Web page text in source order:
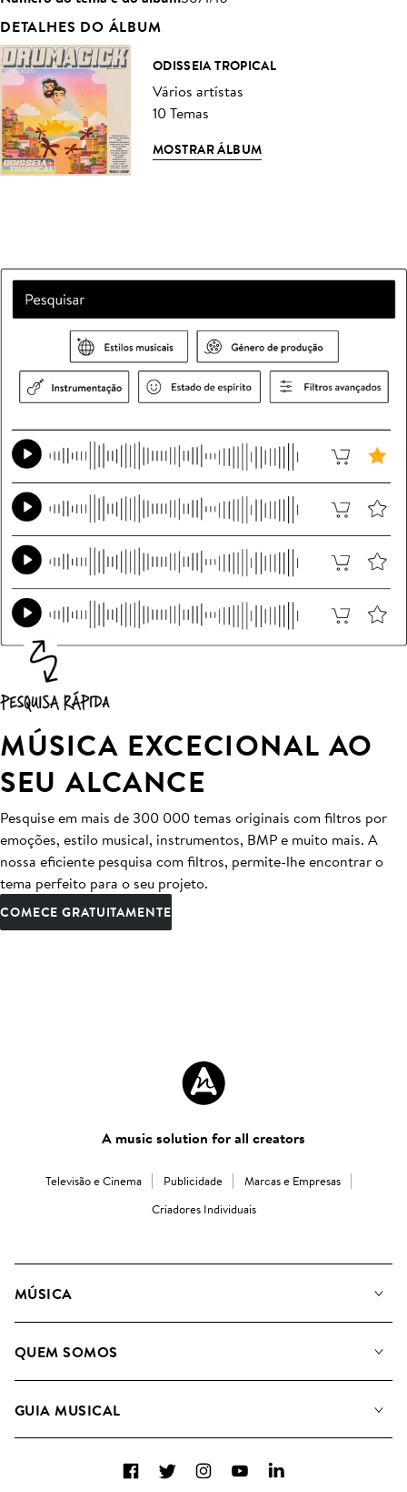
DETALHES DO ÁLBUM
ODISSEIA TROPICAL
Vários artístas
10 Temas
MOSTRAR ÁLBUM
MÚSICA EXCECIONAL AO
SEU ALCANCE
Pesquise em mais de 300 000 temas originais com filtros por
emoções, estilo musical, instrumentos, BMP e muito mais. A
nossa eficiente pesquisa com filtros, permite-lhe encontrar o
tema perfeito para o seu projeto.
COMECE GRATUITAMENTE
A music solution for all creators
Televisão e Cinema Publicidade
Marcas e Empresas
Criadores Individuais
MÚSICA
Pesquisar
QUEM SOMOS
Como usamos a IA
GUIA MUSICAL
FacebookTwitterInstagramYouTubeLinkedIn